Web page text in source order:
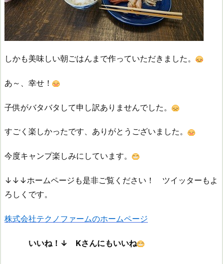
しかも美味しい朝ごはんまで作っていただきました。
あ～、幸せ！
子供がバタバタして申し訳ありませんでした。
すごく楽しかったです、ありがとうございました。
今度キャンプ楽しみにしています。
↓↓↓ホームページも是非ご覧ください！ ツイッターもよ
ろしくです。
株式会社テクノファームのホームページ
いいね！↓ Kさんにもいいね